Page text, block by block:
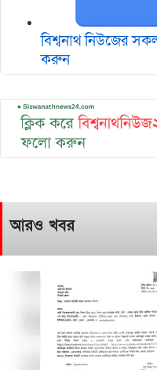
বিশ্বনাথ নিউজের
করুন
আরও খবর